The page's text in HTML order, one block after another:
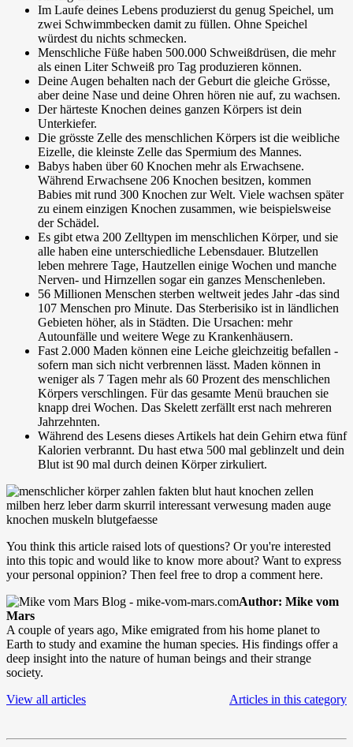
Im Laufe deines Lebens produzierst du genug Speichel, um
zwei Schwimmbecken damit zu füllen. Ohne Speichel
würdest du nichts schmecken.
Menschliche Füße haben 500.000 Schweißdrüsen, die mehr
als einen Liter Schweiß pro Tag produzieren können.
Deine Augen behalten nach der Geburt die gleiche Grösse,
aber deine Nase und deine Ohren hören nie auf, zu wachsen.
Derhärteste Knochen deines ganzen Körpers ist dein
Unterkiefer.
Die grösste Zelle des menschlichen Körpers ist die weibliche
Eizelle, die kleinste Zelle das Spermium des Mannes.
Babys haben über 60 Knochen mehrals Erwachsene.
Während Erwachsene 206 Knochen besitzen, kommen
Babies mit rund 300 Knochen zur Welt. Viele wachsen später
zu einem einzigen Knochen zusammen, wie beispielsweise
der Schädel.
Es gibt etwa 200 Zelltypen im menschlichen Körper, und sie
alle haben eine unterschiedliche Lebensdauer. Blutzellen
leben mehrere Tage, Hautzellen einige Wochen und manche
Nerven- und Hirnzellen sogar ein ganzes Menschenleben.
56 Millionen Menschen sterben weltweit jedes Jahr -das sind
107 Menschen pro Minute. Das Sterberisiko ist in ländlichen
Gebieten höher, als in Städten. Die Ursachen: mehr
Autounfälle und weitere Wege zu Krankenhäusern.
Fast 2.000 Maden können eine Leiche gleichzeitig befallen -
sofern man sich nicht verbrennen lässt. Maden können in
weniger als 7 Tagen mehr als 60 Prozent des menschlichen
Körpers verschlingen. Für das gesamte Menü brauchen sie
knapp drei Wochen. Das Skelett zerfällt erst nach mehreren
Jahrzehnten.
Während des Lesens dieses Artikels hat dein Gehirn etwa fünf
Kalorien verbrannt. Du hast etwa 500 mal geblinzelt und dein
Blut ist 90 mal durch deinen Körper zirkuliert.
You think this article raised lots of questions? Or you're interested
into this topic and would like to know more about? Want to express
your personal oppinion? Then feel free to drop a comment here.
Author: Mike vom
Mars
A couple of years ago, Mike emigrated from his home planet to
Earth to study and examine the human species. His findings offer a
deep insight into the nature of human beings and their strange
society.
View all articles
Articles in this category